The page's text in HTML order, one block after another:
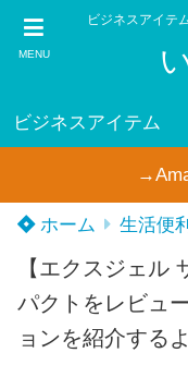
MENU
ビジネスアイテ
ビジネスアイテム
ホーム 生活便
【エクスジェル
パクトをレビュ
ョンを紹介するよ